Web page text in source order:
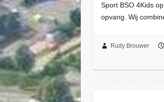
Sport BSO 4Kids
opvang. Wij
Rudy Brouwer